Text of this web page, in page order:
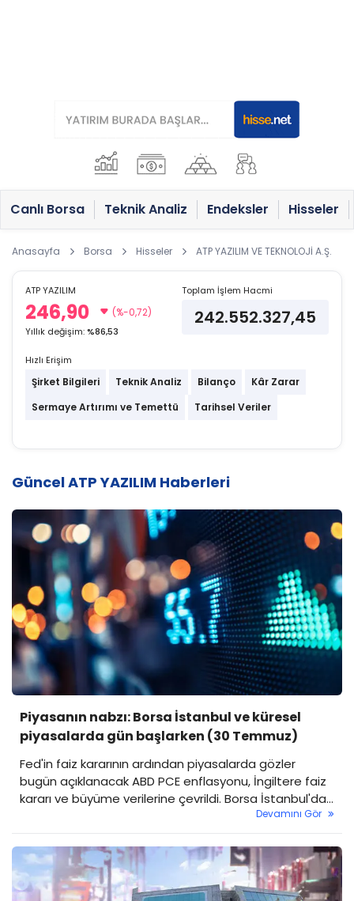
Canlı Borsa Teknik Analiz Endeksler Hisseler
Anasayfa Borsa Hisseler ATP YAZILIM VE TEKNOLOJİ A.Ş.
ATP YAZILIM
246,90 (%-0,72)
Yıllık değişim:%86,53
Toplam İşlem Hacmi
242.552.327,45
Hızlı Erişim
Şirket Bilgileri Teknik Analiz Bilanço
Kâr Zarar
Sermaye Artırımı ve Temettü
Tarihsel Veriler
Güncel ATP YAZILIM Haberleri
Piyasanın nabzı: Borsa İstanbul ve küresel
piyasalarda gün başlarken (30 Temmuz)
Fed'in faiz kararının ardından piyasalarda gözler
bugün açıklanacak ABD PCE enflasyonu, İngiltere faiz
kararı ve büyüme verilerine çevrildi. Borsa İstanbul'da
Devamını Gör